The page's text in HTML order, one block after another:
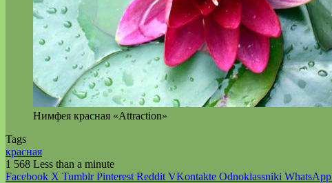
Нимфея красная «Attraction»
Tags
красная
1 568 Less than a minute
Facebook X Tumblr Pinterest Reddit VKontakte Odnoklassniki WhatsApp